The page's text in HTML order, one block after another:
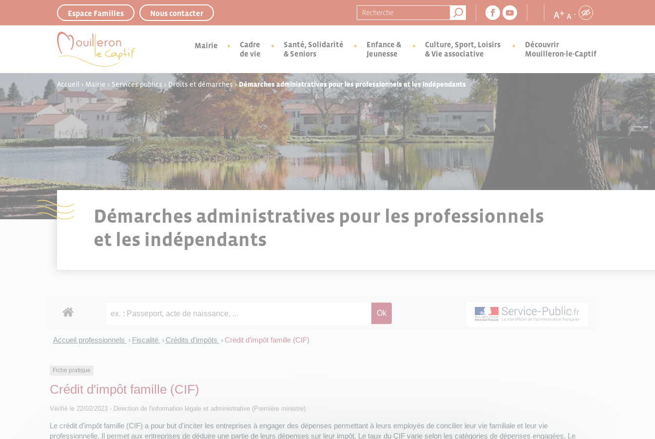
Espace Familles Nous contacter Recherche pour : A+ A -
Mairie
Cadre
de vie
Santé, Solidarité
& Seniors
Enfance &
Jeunesse
Culture, Sport, Loisirs
& Vie associative
Découvrir
Mouilleron-le-Captif
Accueil > Mairie > Services publics > Droits et démarches >Démarches administratives pour les professionnels et les indépendants
Démarches administratives pour les professionnels
et les indépendants
Accueil professionnels > Fiscalité > Crédits d'impôts > Crédit d'impôt famille (CIF)
Fiche pratique
Crédit d'impôt famille (CIF)
Vérifié le 22/02/2023 - Direction de l'information légale et administrative (Première ministre)
Le crédit d'impôt famille (CIF) a pour but d'inciter les entreprises à engager des dépenses permettant à leurs employés de concilier leur vie familiale et leur vie
professionnelle. Il permet aux entreprises de déduire une partie de leurs dépenses sur leur impôt. Le taux du CIF varie selon les catégories de dépenses engagées. Le
Panneau de gestion des cookies